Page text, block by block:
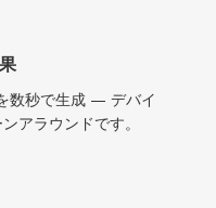
数秒で生成 — デバイ
アラウンドです。